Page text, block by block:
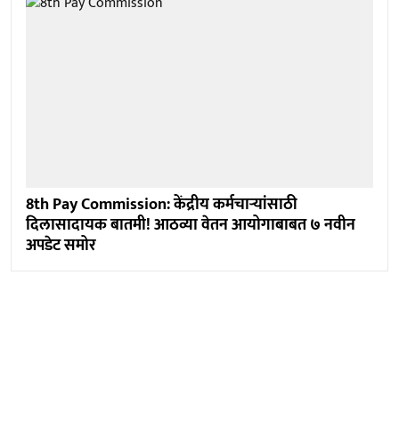
8th Pay Commission: केंद्रीय कर्मचाऱ्यांसाठी
दिलासादायक बातमी! आठव्या वेतन आयोगाबाबत ७ नवीन
अपडेट समोर